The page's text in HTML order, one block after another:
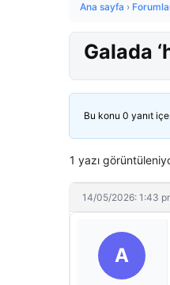
Ana sayfa ›
Galada
Bu konu 0 yanıt
1 yazı
14/05/2026: 1:43
A